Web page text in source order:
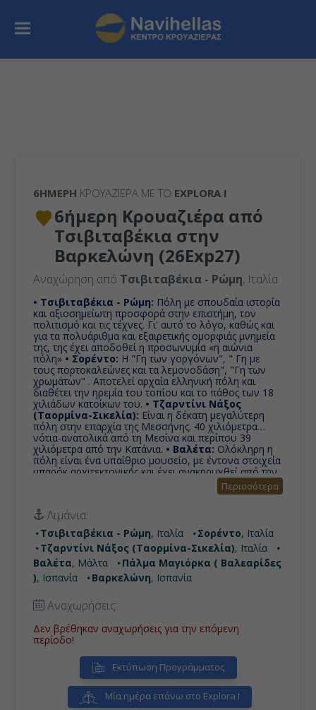
6ΉΜΕΡΗ ΚΡΟΥΑΖΙΕΡΑ ΜΕ ΤΟ EXPLORA I
6ήμερη Κρουαζιέρα από
Τσιβιταβέκια στην
Βαρκελώνη (26Exp27)
Αναχώρηση από Τσιβιταβέκια - Ρώμη, Ιταλία
• Τσιβιταβέκια - Ρώμη: Πόλη με σπουδαία ιστορία
και αξιοσημείωτη προσφορά στην επιστήμη, τον
πολιτισμό και τις τέχνες. Γι' αυτό το λόγο, καθώς και
για τα πολυάριθμα και εξαιρετικής ομορφιάς μνημεία
της, της έχει αποδοθεί η προσωνυμία «η αιώνια
πόλη» • Σορέντο: Η "Γη των γοργόνων", " Γη με
τους πορτοκαλεώνες και τα λεμονοδάση", "Γη των
χρωμάτων" . Αποτελεί αρχαία ελληνική πόλη και
διαθέτει την ηρεμία του τοπίου και το πάθος των 18
χιλιάδων κατοίκων του. • Τζαρντίνι Νάξος
(Ταορμίνα-Σικελία): Είναι η δέκατη μεγαλύτερη
πόλη στην επαρχία της Μεσσήνης. 40 χιλιόμετρα
νότια-ανατολικά από τη Μεσίνα και περίπου 39
χιλιόμετρα από την Κατάνια. • Βαλέτα: Ολόκληρη η
πόλη είναι ένα υπαίθριο μουσείο, με έντονα στοιχεία
μπαρόκ αρχιτεκτονικής και έχει ανακηρυχθεί από την
Ουνέσκο ως μνημείο παγκόσμιας πολιτιστικής
• Πάλμα Μαγιόρκα ( Βαλεαρίδες ):
Είναι το μεγαλύτερο νησί των Βαλεαρίδων, μιας
αυτόνομης κοινότητας της Ισπανίας. Η Πάλμα Ντε
Μαγιόρκα είναι η πρωτεύουσα του νησιού, ή όπως
την γνωρίζουν οι κάτοικοι του υπόλοιπου νησιού
Ciutat, δηλαδή πόλη στα καταλανικά, παρόμοιο του
συνηθισμένου χαρακτηρισμού στα ελληνικά νησιά
'χώρα'.• Βαρκελώνη:Πρωτεύουσα της Καταλωνίας,
που τα έχει όλα και είναι από τους πιο δημοφιλείς
προορισμούς στην Ευρώπη.
Περισσότερα
Λιμάνια:
Τσιβιταβέκια - Ρώμη, Ιταλία Σορέντο, Ιταλία
Τζαρντίνι Νάξος (Ταορμίνα-Σικελία), Ιταλία
Βαλέτα, Μάλτα
Πάλμα Μαγιόρκα ( Βαλεαρίδες
), Ισπανία Βαρκελώνη, Ισπανία
Αναχωρήσεις:
Δεν βρέθηκαν αναχωρήσεις για την επόμενη
περίοδο!
Εκτύπωση Προγράμματος
Μία ημέρα επάνω στο Explora I